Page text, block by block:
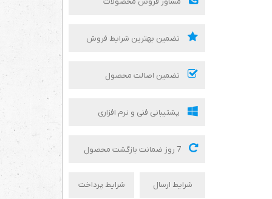
تضمین بهترین شرایط فروش
تضمین اصالت محصول
پشتیبانی فنی و نرم افزاری
شرایط ارسال شرایط پرداخت